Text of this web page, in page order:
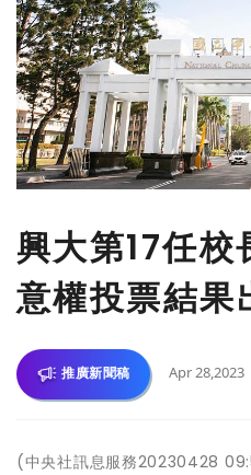
刊登
興大第17任校
意權投票結果
推廣新聞稿 Apr 28,2023
(中央社訊息服務20230428